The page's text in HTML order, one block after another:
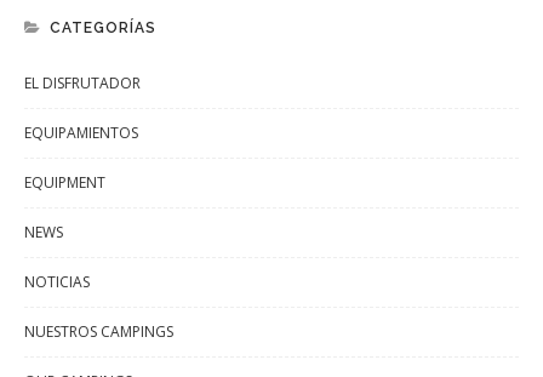
CATEGORÍAS
EL DISFRUTADOR
EQUIPAMIENTOS
EQUIPMENT
NEWS
NOTICIAS
NUESTROS CAMPINGS